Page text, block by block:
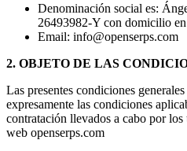
Denominación social es:
26493982-Y con domicilio
Email: info@openserps.com
2. OBJETO DE LAS
Las presentes condiciones
expresamente las condiciones
contratación llevados a cabo por
web openserps.com